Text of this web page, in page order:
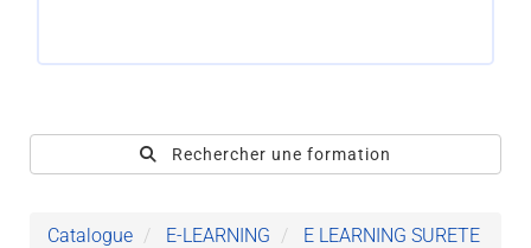
Rechercher une formation
Catalogue E-LEARNING
E LEARNING SURETE